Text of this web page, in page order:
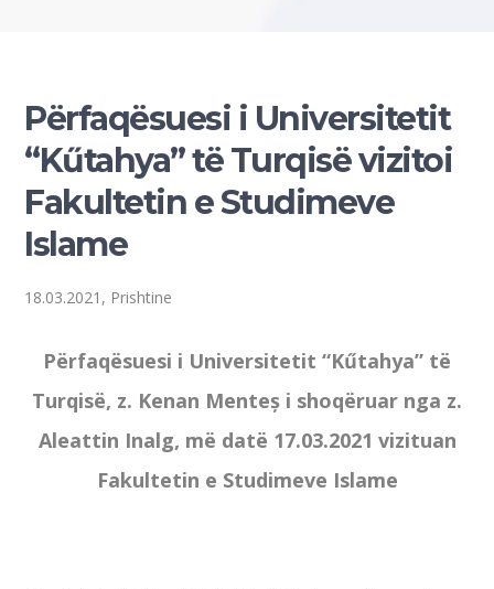
Përfaqësuesi i Universitetit
“Kűtahya” të Turqisë vizitoi
Fakultetin e Studimeve
Islame
18.03.2021, Prishtine
Përfaqësuesi i Universitetit “Kűtahya” të
Turqisë, z. Kenan Menteș i shoqëruar nga z.
Aleattin Inalg, më datë 17.03.2021 vizituan
Fakultetin e Studimeve Islame